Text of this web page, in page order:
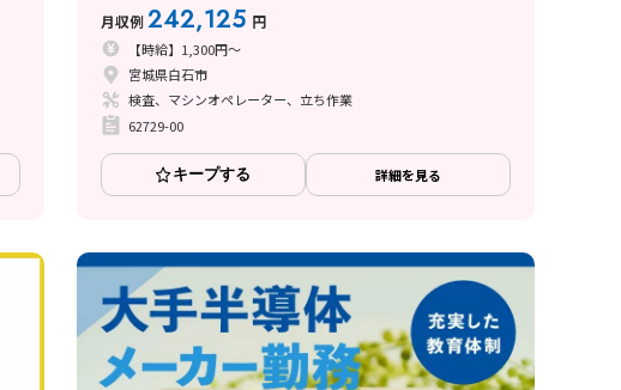
月収例242,125 円
【時給】1,300円～
宮城県白石市
検査、マシンオペレーター、立ち作業
62729-00
キープする 詳細を見る